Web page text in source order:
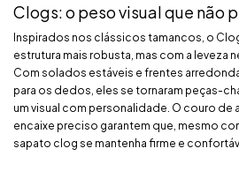
Clogs: o peso visual que não
Inspirados nos clássicos tamancos, o
estrutura mais robusta, mas com a leveza
Com solados estáveis e frentes
para os dedos, eles se tornaram peças-
um visual com personalidade. O couro de
encaixe preciso garantem que, mesmo
sapato clog se mantenha firme e